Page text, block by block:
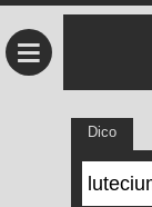
≡
Dico